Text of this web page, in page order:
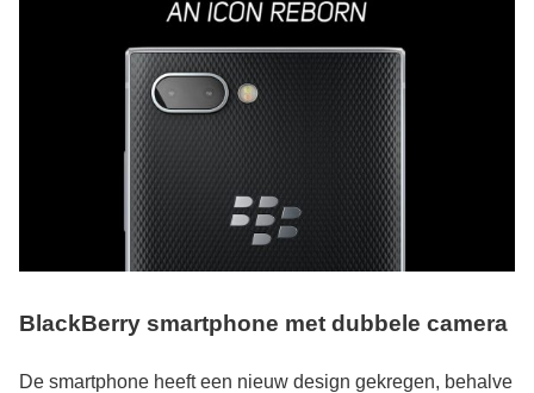
BlackBerry smartphone met dubbele camera
De smartphone heeft een nieuw design gekregen, behalve